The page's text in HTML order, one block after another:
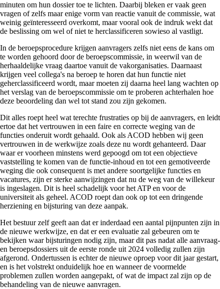
minuten om hun dossier toe te lichten. Daarbij bleken er vaak geen
vragen of zelfs maar enige vorm van reactie vanuit de commissie, wat
weinig geïnteresseerd overkomt, maar vooral ook de indruk wekt dat
de beslissing om wel of niet te herclassificeren sowieso al vastligt.
In de beroepsprocedure krijgen aanvragers zelfs niet eens de kans om
te worden gehoord door de beroepscommissie, in weerwil van de
herhaaldelijke vraag daartoe vanuit de vakorganisaties. Daarnaast
krijgen veel collega's na beroep te horen dat hun functie niet
geherclassificeerd wordt, maar moeten zij daarna heel lang wachten op
het verslag van de beroepscommissie om te proberen achterhalen hoe
deze beoordeling dan wel tot stand zou zijn gekomen.
Dit alles roept heel wat terechte frustraties op bij de aanvragers, en leidt
ertoe dat het vertrouwen in een faire en correcte weging van de
functies onderuit wordt gehaald. Ook als ACOD hebben wij geen
vertrouwen in de werkwijze zoals deze nu wordt gehanteerd. Daar
waar er voorheen minstens werd gepoogd om tot een objectieve
vaststelling te komen van de functie-inhoud en tot een gemotiveerde
weging die ook consequent is met andere soortgelijke functies en
vacatures, zijn er sterke aanwijzingen dat nu de weg van de willekeur
is ingeslagen. Dit is heel schadelijk voor het ATP en voor de
universiteit als geheel. ACOD roept dan ook op tot een dringende
herziening en bijsturing van deze aanpak.
Het bestuur zelf geeft aan dat er inderdaad een aantal pijnpunten zijn in
de nieuwe werkwijze, en dat er een evaluatie zal gebeuren om te
bekijken waar bijsturingen nodig zijn, maar dit pas nadat alle aanvraag-
en beroepsdossiers uit de eerste ronde uit 2024 volledig zullen zijn
afgerond. Ondertussen is echter de nieuwe oproep voor dit jaar gestart,
en is het volstrekt onduidelijk hoe en wanneer de voormelde
problemen zullen worden aangepakt, of wat de impact zal zijn op de
behandeling van de nieuwe aanvragen.